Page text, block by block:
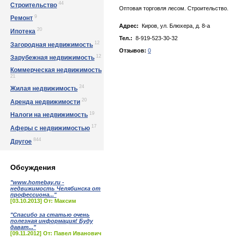
Строительство 44
Ремонт 9
Ипотека 20
Загородная недвижимость 12
Зарубежная недвижимость 12
Коммерческая недвижимость
21
Жилая недвижимость 24
Аренда недвижимости 20
Налоги на недвижимость 19
Аферы с недвижимостью 17
Другое 844
Обсуждения
"www.homebay.ru -
недвижимость Челябинска от
профессиона..."
[03.10.2013] От: Максим
"Спасибо за статью очень
полезная информация! Буду
дават..."
[09.11.2012] От: Павел Иванович
Оптовая торговля лесом. Строительство.
Адрес: Киров, ул. Блюхepa, д. 8-a
Тел.: 8-919-523-30-32
Отзывов: 0